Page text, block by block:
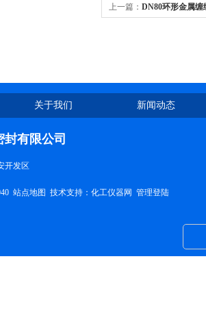
上一篇： DN80环形金属
关于我们 新闻动态
有限公司
开发区
站点地图 技术支持： 化工仪器网 管理登陆